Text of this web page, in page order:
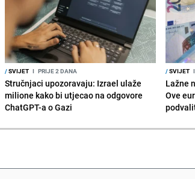
/SVIJET I PRIJE 2 DANA
Stručnjaci upozoravaju: Izrael ulaže
milione kako bi utjecao na odgovore
ChatGPT-a o Gazi
/SVIJET I
Lažne
Ove